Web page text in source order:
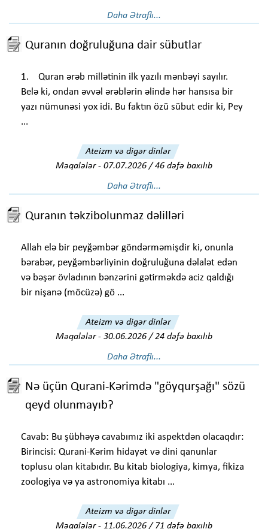
Daha Ətraflı...
Quranın doğruluğuna dair sübutlar
1. Quran ərəb millətinin ilk yazılı mənbəyi sayılır.
Belə ki, ondan əvvəl ərəblərin əlində hər hansısa bir
yazı nümunəsi yox idi. Bu faktın özü sübut edir ki, Pey
...
Ateizm və digər dinlər
Məqalələr- 07.07.2026 / 46 dəfə baxılıb
Daha Ətraflı...
Quranın təkzibolunmaz dəlilləri
Allah elə bir peyğəmbər göndərməmişdir ki, onunla
bərabər, peyğəmbərliyinin doğruluğuna dəlalət edən
və bəşər övladının bənzərini gətirməkdə aciz qaldığı
bir nişanə (möcüzə) gö ...
Ateizm və digər dinlər
Məqalələr- 30.06.2026 / 24 dəfə baxılıb
Daha Ətraflı...
Nə üçün Qurani-Kərimdə "göyqurşağı" sözü
qeyd olunmayıb?
Cavab: Bu şübhəyə cavabımız iki aspektdən olacaqdır:
Birincisi: Qurani-Kərim hidayət və dini qanunlar
toplusu olan kitabıdır. Bu kitab biologiya, kimya, fikiza
zoologiya və ya astronomiya kitabı ...
Ateizm və digər dinlər
Məqalələr- 11.06.2026 / 71 dəfə baxılıb